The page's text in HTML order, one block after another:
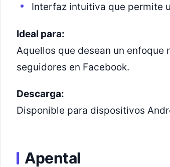
Interfaz intuitiva que permite
Ideal para:
Aquellos que desean un
seguidores en Facebook.
Descarga:
Disponible para dispositivos
Apental